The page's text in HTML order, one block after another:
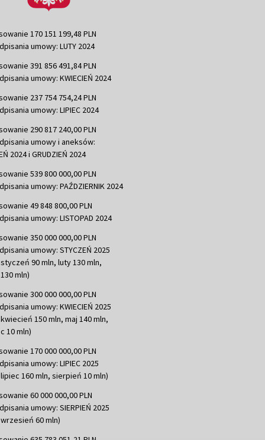
170 151 199,48 PLN
umowy: LUTY 2024
391 856 491,84 PLN
umowy: KWIECIEŃ 2024
237 754 754,24 PLN
umowy: LIPIEC 2024
290 817 240,00 PLN
umowy i aneksów:
2024 i GRUDZIEŃ 2024
539 800 000,00 PLN
umowy: PAŹDZIERNIK 2024
49 848 800,00 PLN
umowy: LISTOPAD 2024
350 000 000,00 PLN
umowy: STYCZEŃ 2025
90 mln, luty 130 mln,
mln)
300 000 000,00 PLN
umowy: KWIECIEŃ 2025
150 mln, maj 140 mln,
10 mln)
170 000 000,00 PLN
umowy: LIPIEC 2025
160 mln, sierpień 10 mln)
60 000 000,00 PLN
umowy: SIERPIEŃ 2025
60 mln)